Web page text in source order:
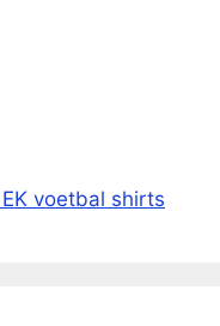
voetbal shirts